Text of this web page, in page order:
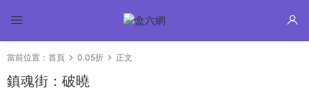
當前位置： 首頁 0.05折 正文
鎮魂街：破曉